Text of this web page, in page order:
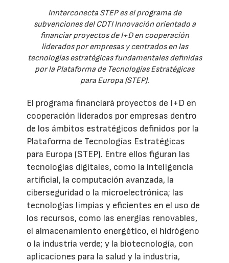
Innterconecta STEP es el programa de
subvenciones del CDTI Innovación orientado a
financiar proyectos de I+D en cooperación
liderados por empresas y centrados en las
tecnologías estratégicas fundamentales definidas
por la Plataforma de Tecnologías Estratégicas
para Europa (STEP).
El programa financiará proyectos de I+D en
cooperación liderados por empresas dentro
de los ámbitos estratégicos definidos por la
Plataforma de Tecnologías Estratégicas
para Europa (STEP). Entre ellos figuran las
tecnologías digitales, como la inteligencia
artificial, la computación avanzada, la
ciberseguridad o la microelectrónica; las
tecnologías limpias y eficientes en el uso de
los recursos, como las energías renovables,
el almacenamiento energético, el hidrógeno
o la industria verde; y la biotecnología, con
aplicaciones para la salud y la industria,